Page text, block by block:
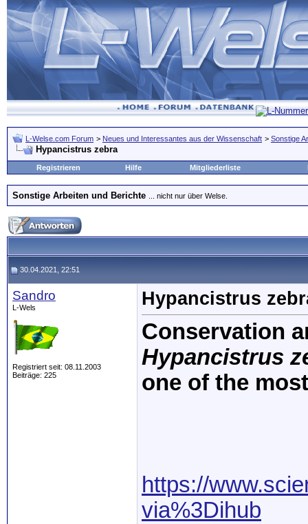
L-Welse.com Forum > Neues und Interessantes aus der Wissenschaft > Sonstige
Hypancistrus zebra
Registrieren Hilfe Mitgliederliste
Sonstige Arbeiten und Berichte ... nicht nur über Welse.
30.04.2021, 22:51
Sandro
L-Wels
Registriert seit: 08.11.2003
Beiträge: 225
Hypancistrus
Conservation
Hypancistrus
one of the
https://
via%3Dihub